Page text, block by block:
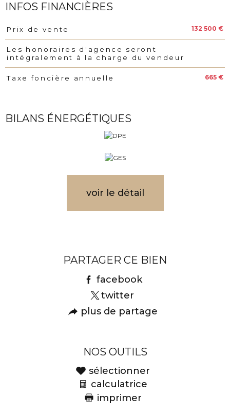
INFOS FINANCIÈRES
Caractéristiques Valeurs
Prix de vente 132 500 €
Les honoraires d'agence seront
intégralement à la charge du vendeur
Taxe foncière annuelle 665 €
BILANS ÉNERGÉTIQUES
voir le détail
PARTAGER CE BIEN
facebook
twitter
plus de partage
NOS OUTILS
sélectionner
calculatrice
imprimer